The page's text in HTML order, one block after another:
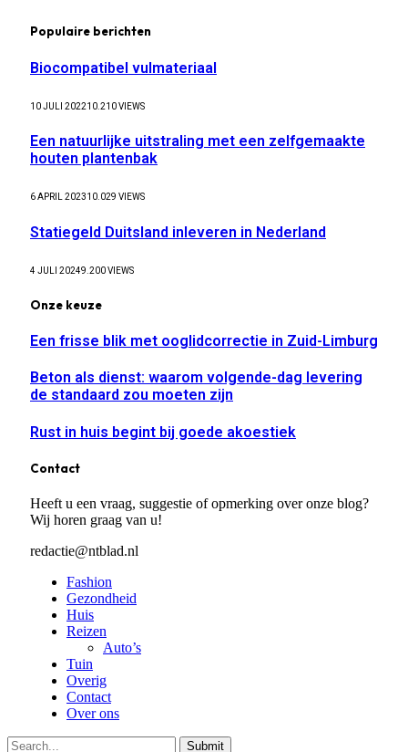
Populaire berichten
Biocompatibel vulmateriaal
10 JULI 202210.210VIEWS
Een natuurlijke uitstraling met een zelfgemaakte
houten plantenbak
6 APRIL 202310.029 VIEWS
Statiegeld Duitsland inleveren in Nederland
4 JULI 20249.200VIEWS
Onze keuze
Een frisse blik met ooglidcorrectie in Zuid-Limburg
Beton als dienst: waarom volgende-dag levering
de standaard zou moeten zijn
Rust in huis begint bij goede akoestiek
Contact
Heeft u een vraag, suggestie of opmerking over onze blog?
Wij horen graag van u!
redactie@ntblad.nl
Fashion
Gezondheid
Huis
Reizen
Auto’s
Tuin
Overig
Contact
Over ons
Submit